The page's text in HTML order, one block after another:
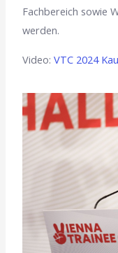
Fachbereich sowie
werden.
Video:VTC 2024